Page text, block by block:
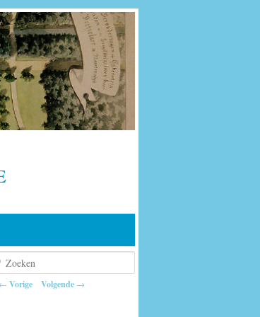
← Vorige Volgende →